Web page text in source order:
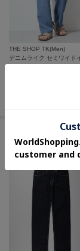
THE SHOP TK(Men)